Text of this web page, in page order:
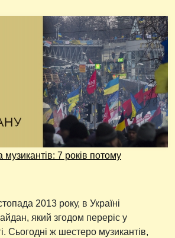
7 років потому
2013 року, в Україні
який згодом переріс у
Сьогодні ж шестеро музикантів,